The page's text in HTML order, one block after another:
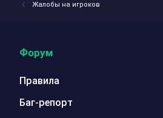
Жалобы на игроков
Форум
Правила
Баг-репорт